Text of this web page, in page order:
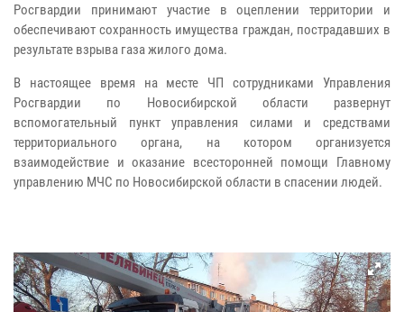
Росгвардии принимают участие в оцеплении территории и
обеспечивают сохранность имущества граждан, пострадавших в
результате взрыва газа жилого дома.
В настоящее время на месте ЧП сотрудниками Управления
Росгвардии по Новосибирской области развернут
вспомогательный пункт управления силами и средствами
территориального органа, на котором организуется
взаимодействие и оказание всесторонней помощи Главному
управлению МЧС по Новосибирской области в спасении людей.